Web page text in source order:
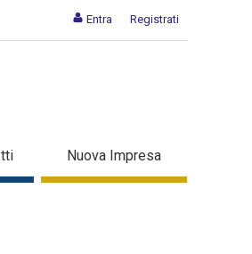
Entra Registrati
del CPV -
Nuova Impresa